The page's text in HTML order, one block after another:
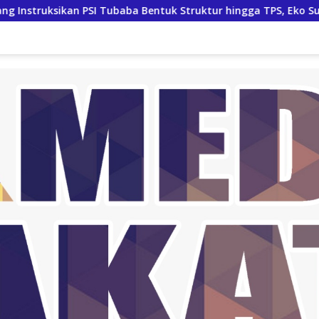
Bentuk Struktur hingga TPS, Eko Sunarko Siap Tancap